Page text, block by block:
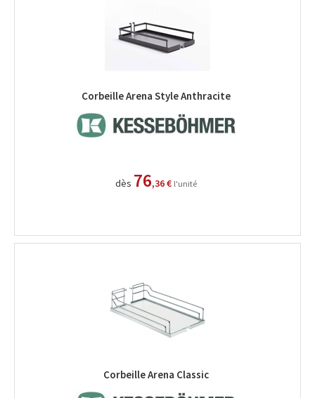
Corbeille Arena Style Anthracite
dès 76,36 € l'unité
Corbeille Arena Classic